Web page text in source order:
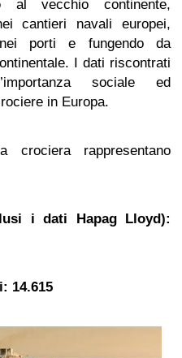
al vecchio continente,
cantieri navali europei,
porti e fungendo da
I dati riscontrati
sociale ed
in Europa.
rappresentano
i dati Hapag Lloyd):
14.615